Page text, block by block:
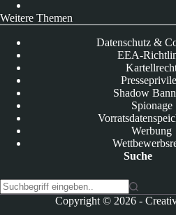
Weitere Themen
Datenschutz &
EEA-
Shadow
Spionage
Werbung
Suche
Copyright © 2026 -